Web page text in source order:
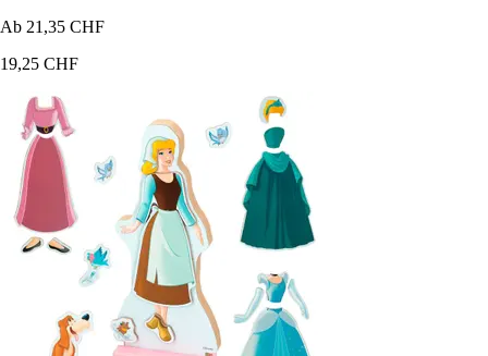
Ab 21,35 CHF
19,25 CHF